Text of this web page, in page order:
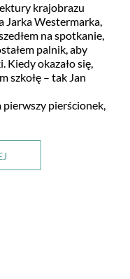
krajobrazu
Jarka Westermarka,
na spotkanie,
palnik, aby
Kiedy okazało się,
szkołę – tak Jan
pierścionek,